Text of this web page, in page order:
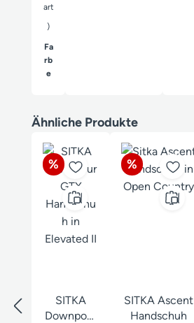
art
)
Fa
rb
eauswählen
Produktgalerie überspringen
Ähnliche Produkte
Rabatt
%
SITKA
Downpour
Rabatt
%
SITKA Ascent
Handschuh